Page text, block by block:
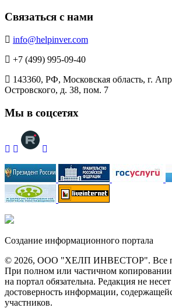
Связаться с нами
info@helpinver.com
+7 (499) 995-09-40
143360, РФ, Московская область, г.
Островского, д. 38, пом. 7
Мы в соцсетях
Создание информационного портала
© 2026, ООО "ХЕЛП ИНВЕСТОР". Все
При полном или частичном копировании
на портал обязательна. Редакция не
достоверность информации,
участников.